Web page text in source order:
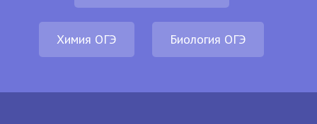
Химия ОГЭ Биология ОГЭ